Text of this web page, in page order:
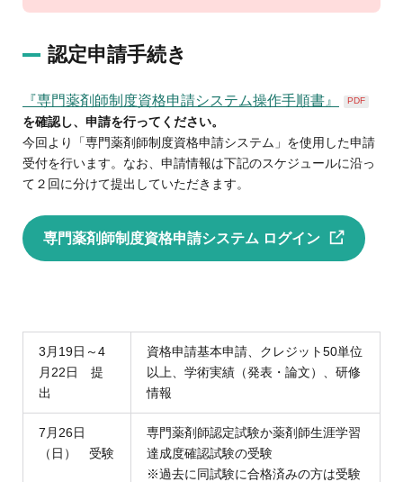
認定申請手続き
『専門薬剤師制度資格申請システム操作手順書』 PDF
を確認し、申請を行ってください。
今回より「専門薬剤師制度資格申請システム」を使用した申請
受付を行います。なお、申請情報は下記のスケジュールに沿っ
て２回に分けて提出していただきます。
専門薬剤師制度資格申請システム ログイン
3月19日～4
月22日 提
出
資格申請基本申請、クレジット50単位
以上、学術実績（発表・論文）、研修
情報
7月26日
（日） 受験
専門薬剤師認定試験か薬剤師生涯学習
達成度確認試験の受験
※過去に同試験に合格済みの方は受験